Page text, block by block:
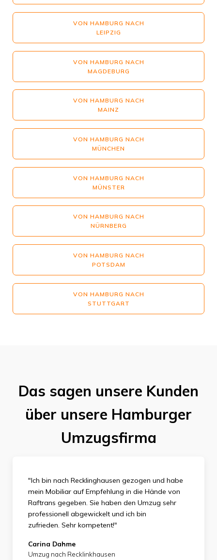
VON HAMBURG NACH
LEIPZIG
VON HAMBURG NACH
MAGDEBURG
VON HAMBURG NACH
MAINZ
VON HAMBURG NACH
MÜNCHEN
VON HAMBURG NACH
MÜNSTER
VON HAMBURG NACH
NÜRNBERG
VON HAMBURG NACH
POTSDAM
VON HAMBURG NACH
STUTTGART
Das sagen unsere Kunden
über unsere Hamburger
Umzugsfirma
"Ich bin nach Recklinghausen gezogen und habe
mein Mobiliar auf Empfehlung in die Hände von
Raftrans gegeben. Sie haben den Umzug sehr
professionell abgewickelt und ich bin
zufrieden. Sehr kompetent!"
Carina Dahme
Umzug nach Recklinkhausen